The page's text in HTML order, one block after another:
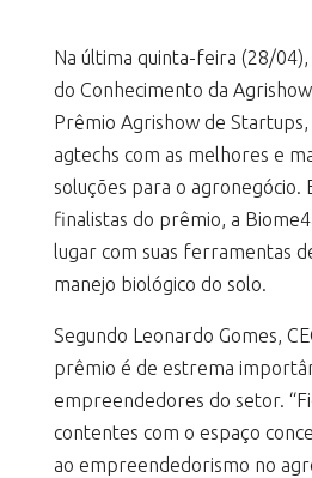
Na última quinta-feira (28/
do Conhecimento da
Prêmio Agrishow de Startups,
agtechs com as melhores e
soluções para o agronegócio.
finalistas do prêmio, a
lugar com suas ferramentas
manejo biológico do solo.
Segundo Leonardo Gomes,
prêmio é de estrema
empreendedores do setor.
contentes com o espaço
ao empreendedorismo no